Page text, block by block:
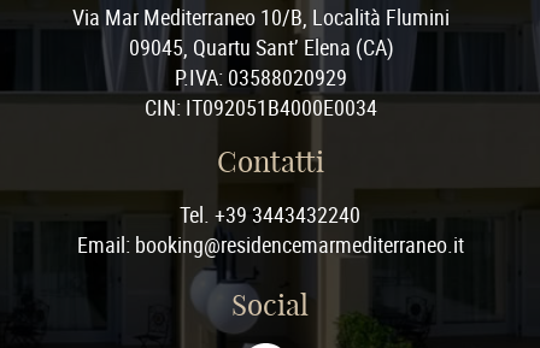
Via Mar Mediterraneo 10/B, Località Flumini
09045, Quartu Sant’ Elena (CA)
P.IVA: 03588020929
CIN: IT092051B4000E0034
Contatti
Tel. +39 3443432240
Email: booking@residencemarmediterraneo.it
Social